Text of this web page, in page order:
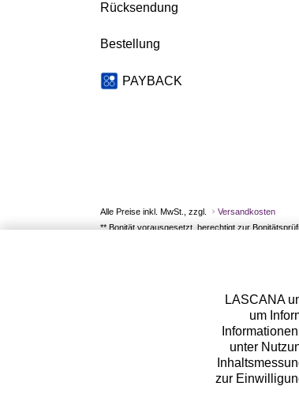
Rücksendung
Bestellung
PAYBACK
Alle Preise inkl. MwSt., zzgl.
Versandkosten
** Bonität vorausgesetzt, berechtigt zur
LASCANA
um
unter
zur